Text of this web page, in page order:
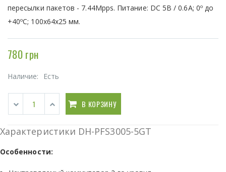
пересылки пакетов - 7.44Mpps. Питание: DC 5В / 0.6А; 0º до
+40ºC; 100x64x25 мм.
780 грн
Наличие: Есть
В КОРЗИНУ
Характеристики DH-PFS3005-5GT
Особенности: